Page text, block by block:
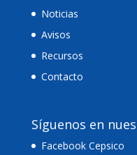
Noticias
Avisos
Recursos
Contacto
Síguenos en
Facebook Cepsico